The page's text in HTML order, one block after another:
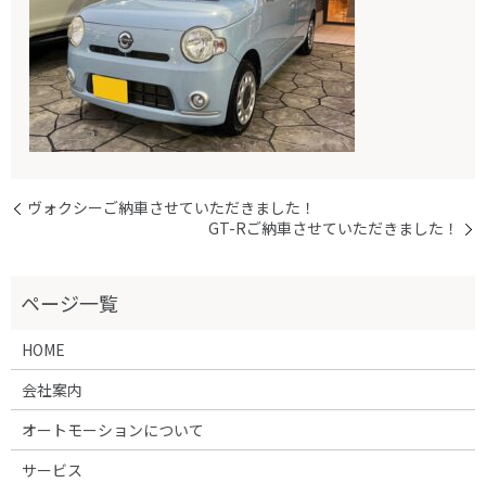
ヴォクシーご納車させていただきました！
GT-Rご納車させていただきました！
HOME
会社案内
オートモーションについて
サービス